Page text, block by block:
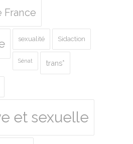
France
sexualité Sidaction
Sénat trans*
et sexuelle